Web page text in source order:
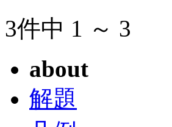
3件中 1 ～ 3
about
解題